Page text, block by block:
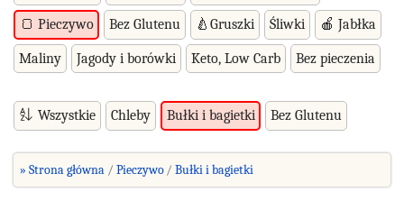
🍞 Pieczywo Bez Glutenu 🍐Gruszki Śliwki 🍎 Jabłka
Maliny Jagody i borówki Keto, Low Carb Bez pieczenia
Wszystkie Chleby Bułki i bagietki Bez Glutenu
» Strona główna Pieczywo Bułki i bagietki